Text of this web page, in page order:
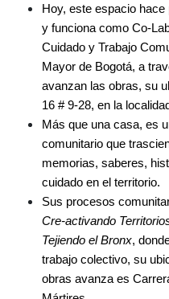
Hoy, este espacio
y funciona como Co-
Cuidado y Trabajo
Mayor de Bogotá, a
avanzan las obras, su
16 # 9-28, en la
Más que una casa, es
comunitario que
memorias, saberes,
cuidado en el territorio.
Cre-activando
Tejiendo el Bronx,
trabajo colectivo, su
obras avanza es